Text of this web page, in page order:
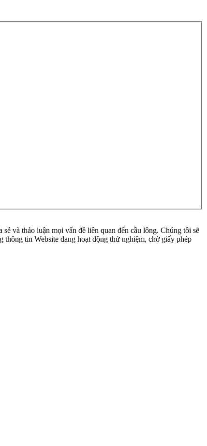
và thảo luận mọi vấn đề liên quan đến cầu lông. Chúng tôi sẽ
tin Website đang hoạt động thử nghiệm, chờ giấy phép